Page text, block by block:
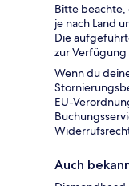
Bitte beachte,
je nach Land
Die
zur
Wenn du
EU-
Auch